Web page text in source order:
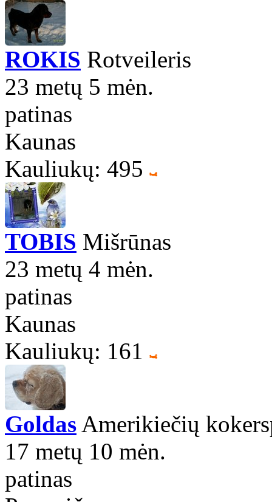
ROKIS Rotveileris
23 metų 5 mėn.
patinas
Kaunas
Kauliukų: 495
TOBIS Mišrūnas
23 metų 4 mėn.
patinas
Kaunas
Kauliukų: 161
Goldas Amerikiečių
17 metų 10 mėn.
patinas